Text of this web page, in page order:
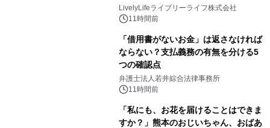
LivelyLifeライブリーライフ株式会社
11時間前
「借用書がないお金」は返さなければ
ならない？支払義務の有無を分ける5
つの確認点
弁護士法人若井綜合法律事務所
11時間前
「私にも、お花を届けることはできま
すか？」熊本のおじいちゃん、おばあ